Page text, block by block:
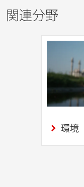
関連分野
環境